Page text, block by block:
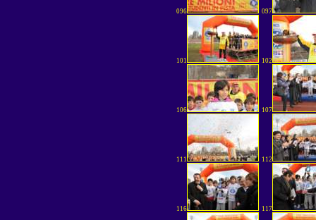
096 097
101 102
106 107
111 112
116 117